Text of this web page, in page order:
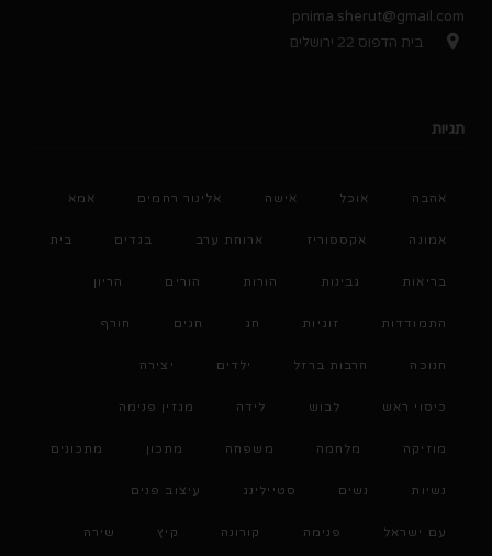
pnima.sherut@gmail.com
בית הדפוס 22 ירושלים
תגיות
אהבה אוכל אישה אלינור רחמים אמא
אמונה אקססוריז ארוחת ערב בגדים בית
בריאות גבינות הורות הורים הריון
התמודדות זוגיות חג חגים חורף
חנוכה חרבות ברזל ילדים יצירה
כיסוי ראש לבוש לידה מגזין פנימה
מוזיקה מלחמה משפחה מתכון מתכונים
נשיות נשים סטיילינג עיצוב פנים
עם ישראל פנימה קורונה קיץ שירה